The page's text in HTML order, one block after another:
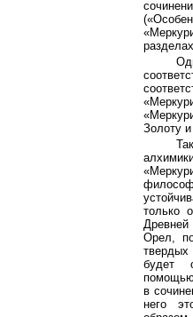
Золоту
только
Орел,
будет
в
него